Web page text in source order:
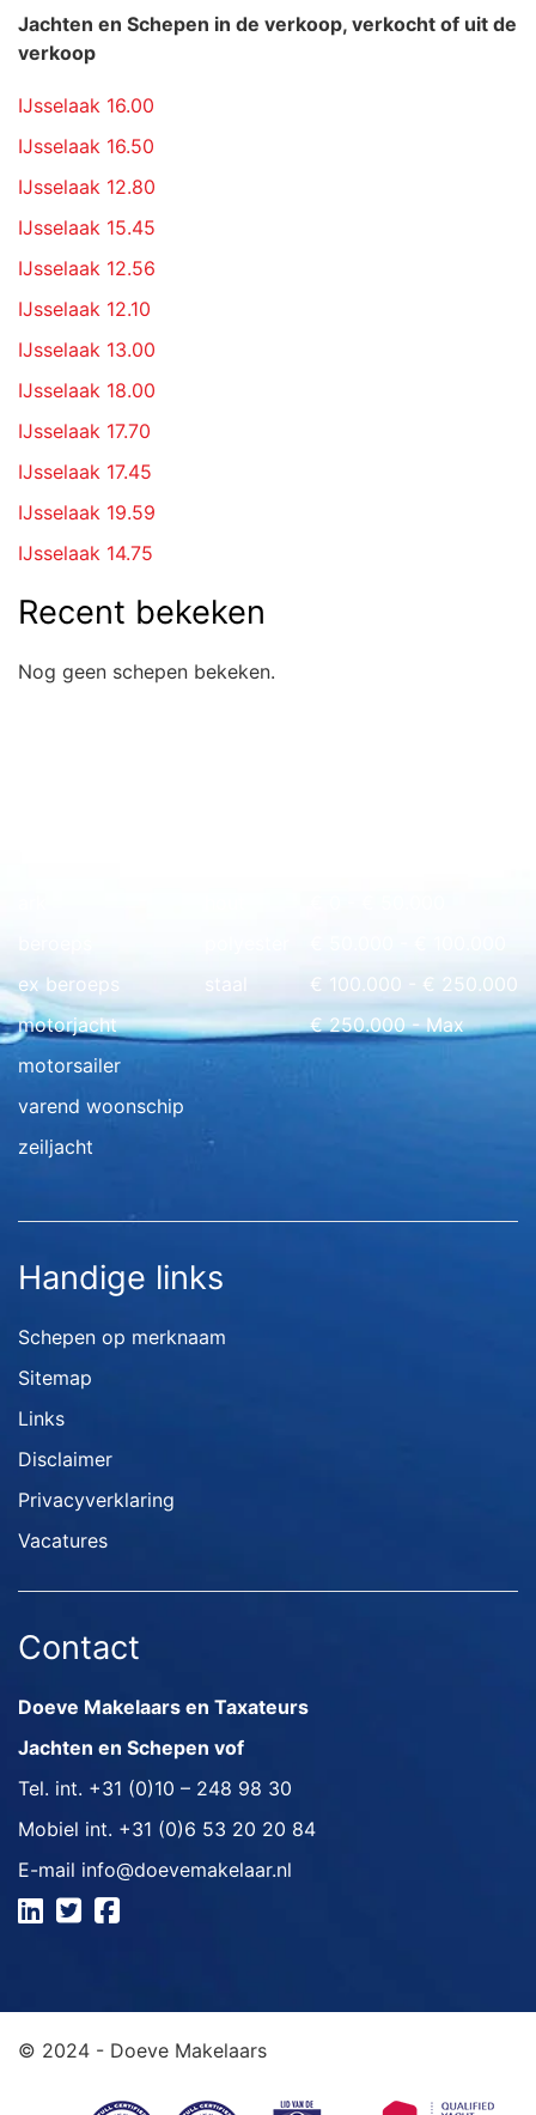
Jachten en Schepen in de verkoop, verkocht of uit de
verkoop
IJsselaak 16.00
IJsselaak 16.50
IJsselaak 12.80
IJsselaak 15.45
IJsselaak 12.56
IJsselaak 12.10
IJsselaak 13.00
IJsselaak 18.00
IJsselaak 17.70
IJsselaak 17.45
IJsselaak 19.59
IJsselaak 14.75
Recent bekeken
Nog geen schepen bekeken.
ex beroeps
motorjacht
motorsailer
varend woonschip
zeiljacht
€ 100.000 - € 250.000
€ 250.000 - Max
Handige links
Schepen op merknaam
Sitemap
Links
Disclaimer
Privacyverklaring
Vacatures
Contact
Doeve Makelaars en Taxateurs
Jachten en Schepen vof
Tel. int. +31 (0)10 – 248 98 30
Mobiel int. +31 (0)6 53 20 20 84
E-mail info@doevemakelaar.nl
© 2024 - Doeve Makelaars